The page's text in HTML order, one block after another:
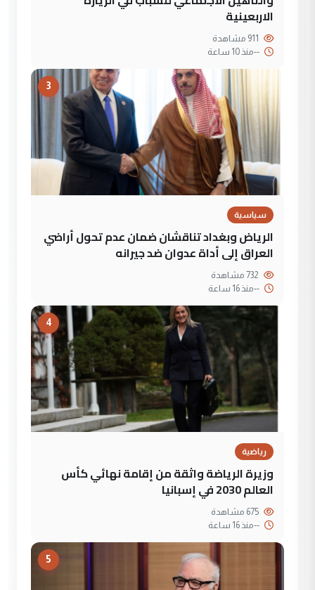
الاربعينية
--منذ 10 ساعة
3
سياسية
الرياض وبغداد تناقشان ضمان عدم تحول أراضي
العراق إلى أداة عدوان ضد جيرانه
--منذ 16 ساعة
4
رياضية
وزيرة الرياضة واثقة من إقامة نهائي كأس
العالم 2030 في إسبانيا
--منذ 16 ساعة
5